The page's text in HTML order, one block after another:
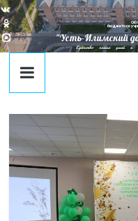
бюджетное
"Усть-Илимский
Единство наших целей и